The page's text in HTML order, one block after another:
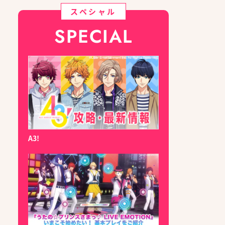
スペシャル
SPECIAL
A3!